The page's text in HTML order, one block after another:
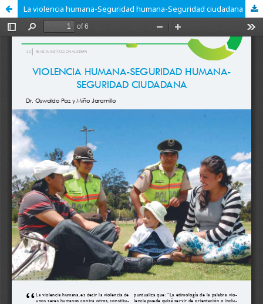
La violencia humana-Seguridad humana-Seguridad ciudadana